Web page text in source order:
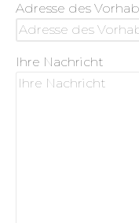
Adresse des
Ihre Nachricht